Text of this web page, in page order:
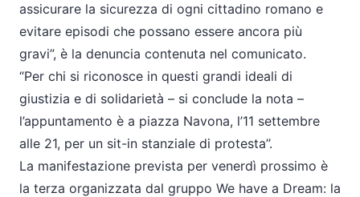
assicurare la sicurezza di ogni cittadino romano e
evitare episodi che possano essere ancora più
gravi”, è la denuncia contenuta nel comunicato.
“Per chi si riconosce in questi grandi ideali di
giustizia e di solidarietà – si conclude la nota –
l’appuntamento è a piazza Navona, l’11 settembre
alle 21, per un sit-in stanziale di protesta’’.
La manifestazione prevista per venerdì prossimo è
la terza organizzata dal gruppo We have a Dream: la